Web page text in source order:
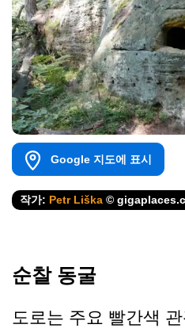
Google 지도에 표시
작가: Petr Liška ©
순찰 동굴
도로는 주요 빨간색